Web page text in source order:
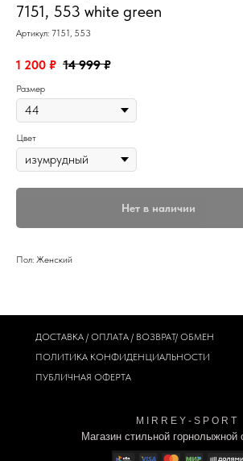
7151, 553 white green
Артикул: 7151, 553
1 200 ₽ 14 999 ₽
Размер
Цвет
Нет в наличии
Пол: Женский
M I R R E Y - S P O R T
Магазин стильной
ДОСТАВКА / ОПЛАТА / ВОЗВРАТ/ ОБМЕН
ПОЛИТИКА КОНФИДЕНЦИАЛЬНОСТИ
ПУБЛИЧНАЯ ОФЕРТА